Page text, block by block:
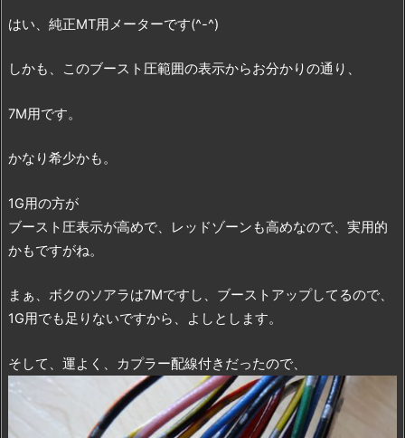
はい、純正MT用メーターです(^-^)
しかも、このブースト圧範囲の表示からお分かりの通り、
7M用です。
かなり希少かも。
1G用の方が
ブースト圧表示が高めで、レッドゾーンも高めなので、実用的
かもですがね。
まぁ、ボクのソアラは7Mですし、ブーストアップしてるので、
1G用でも足りないですから、よしとします。
そして、運よく、カプラー配線付きだったので、